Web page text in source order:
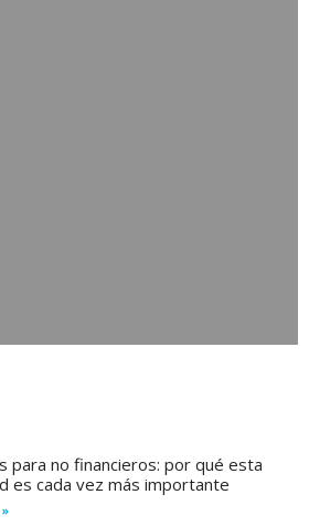
para no financieros: por qué esta
es cada vez más importante